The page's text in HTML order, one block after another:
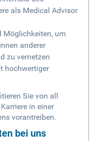
als Medical Advisor
Möglichkeiten, um
anderer
zu vernetzen
hochwertiger
Sie von all
in einer
vorantreiben.
bei uns